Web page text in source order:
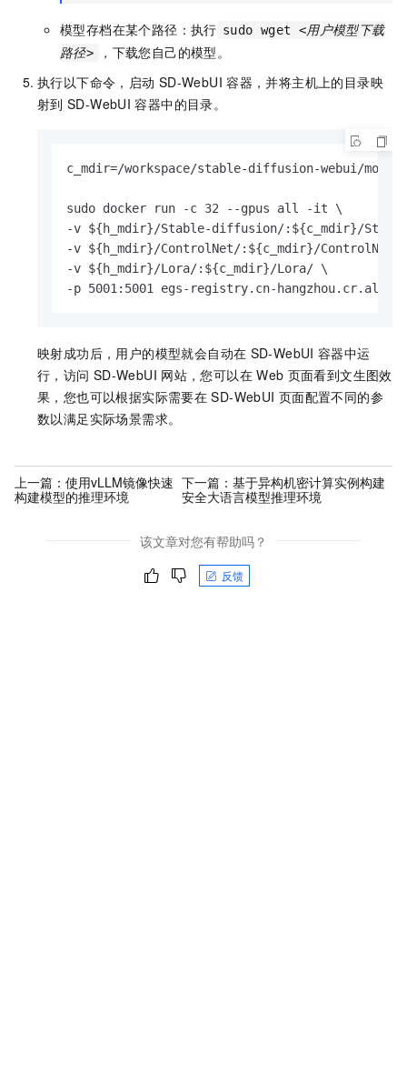
模型存档在某个路径：执行 sudo wget <用户模型下载
路径>
， 下载您自己的模型 。
执行以下命令，启动 SD-WebUI 容器，并将主机上的目录映
射到 SD-WebUI 容器中的目录。
c_mdir=/workspace/stable-diffusion-webui/models #
sudo docker run -c 32 --gpus all -it \
-v ${h_mdir}/Stable-diffusion/:${c_mdir}/
-v ${h_mdir}/ControlNet/:${c_mdir}/
-v ${h_mdir}/Lora/:${c_mdir}/Lora/ \
-p 5001:5001 egs-registry.cn-
映射成功后，用户的模型就会自动在 SD-WebUI 容器中运
行，访问 SD-WebUI 网站，您可以在 Web 页面看到文生图效
果，您也可以根据实际需要在 SD-WebUI 页面配置不同的参
数以满足实际场景需求。
上一篇： 使用vLLM镜像快速
构建模型的推理环境
下一篇：基于异构机密计算实例构建
安全大语言模型推理环境
该文章对您有帮助吗？
反馈